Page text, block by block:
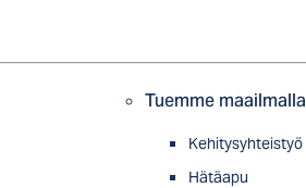
Tuemme maailmalla
Kehitysyhteistyö
Hätäapu